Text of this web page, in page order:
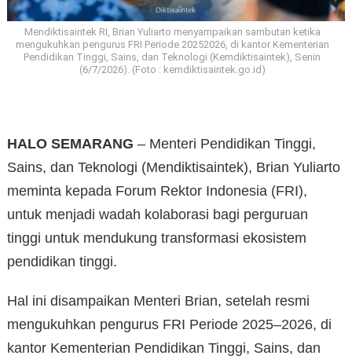
Mendiktisaintek RI, Brian Yuliarto menyampaikan sambutan ketika
mengukuhkan pengurus FRI Periode 20252026, di kantor Kementerian
Pendidikan Tinggi, Sains, dan Teknologi (Kemdiktisaintek), Senin
(6/7/2026). (Foto : kemdiktisaintek.go.id)
HALO SEMARANG – Menteri Pendidikan Tinggi,
Sains, dan Teknologi (Mendiktisaintek), Brian Yuliarto
meminta kepada Forum Rektor Indonesia (FRI),
untuk menjadi wadah kolaborasi bagi perguruan
tinggi untuk mendukung transformasi ekosistem
pendidikan tinggi.
Hal ini disampaikan Menteri Brian, setelah resmi
mengukuhkan pengurus FRI Periode 2025–2026, di
kantor Kementerian Pendidikan Tinggi, Sains, dan